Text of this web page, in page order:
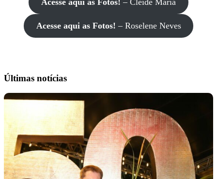
Acesse aqui as Fotos! – Cleide Maria
Acesse aqui as Fotos! – Roselene Neves
Últimas notícias